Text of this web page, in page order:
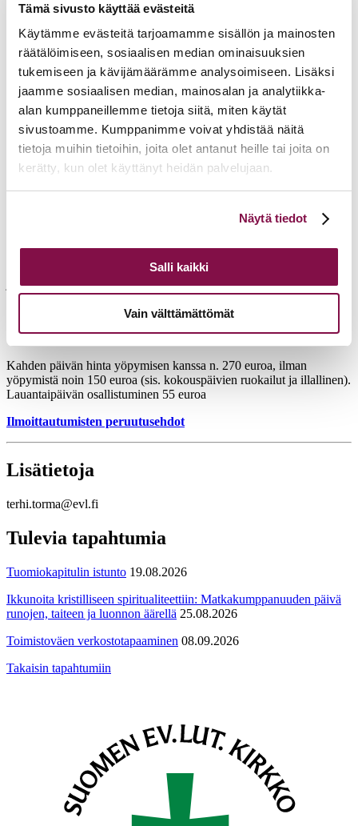
Tämä sivusto käyttää evästeitä
Käytämme evästeitä tarjoamamme sisällön ja mainosten
räätälöimiseen, sosiaalisen median ominaisuuksien
tukemiseen ja kävijämäärämme analysoimiseen. Lisäksi
jaamme sosiaalisen median, mainosalan ja analytiikka-
alan kumppaneillemme tietoja siitä, miten käytät
sivustoamme. Kumppanimme voivat yhdistää näitä
tietoja muihin tietoihin, joita olet antanut heille tai joita on
kerätty, kun olet käyttänyt heidän palvelujaan.
linkistä.
Näytä tiedot
Salli kaikki
Vain välttämättömät
Lauantai 16.9.203
Johtamisen tulevaisuusteot – luottamusta
rakentamassa
8.30–9.30 Hotelliaamiainen
9.30 Tervetuloa ja orientoituminen päivän teemaan
10.15 Luottamus ja sen rakentaminen,
Kirsimarja Blomqvist, professori, KTT, LUT yliopiston
kauppakorkeakoulu
Piispa Matti Repo, asiantuntija Mika Piittala ja vaikuttajanuoret
johdattavat keskusteluihin.
Kahden päivän hinta yöpymisen kanssa n. 270 euroa, ilman
yöpymistä noin 150 euroa (sis. kokouspäivien ruokailut ja illallinen).
Lauantaipäivän osallistuminen 55 euroa
Ilmoittautumisten peruutusehdot
Lisätietoja
terhi.torma@evl.fi
Tulevia tapahtumia
Tuomiokapitulin istunto 19.08.2026
Ikkunoita kristilliseen spiritualiteettiin: Matkakumppanuuden päivä
runojen, taiteen ja luonnon äärellä 25.08.2026
Toimistoväen verkostotapaaminen 08.09.2026
Takaisin tapahtumiin